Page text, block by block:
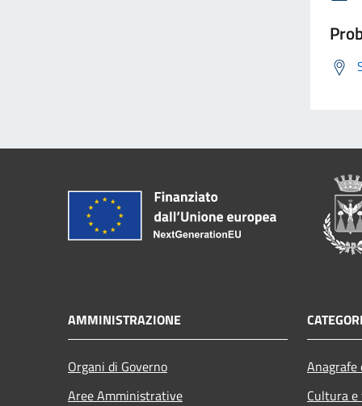
AMMINISTRAZIONE
Organi di Governo
Aree Amministrative
Cultura